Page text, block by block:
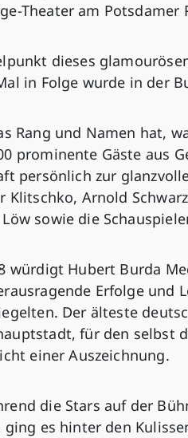
Theater am Potsdamer
dieses
in Folge wurde in der
Rang und Namen hat,
prominente Gäste aus
persönlich zur
Klitschko, Arnold
Löw sowie die
würdigt Hubert Burda
Erfolge und
Der älteste
für den selbst
einer Auszeichnung.
die Stars auf der
es hinter den